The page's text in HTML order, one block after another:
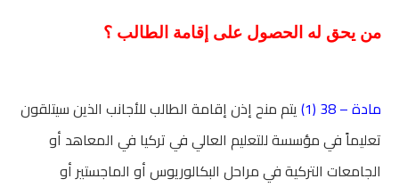
من يحق له الحصول على إقامة الطالب ؟
مادة – 38 (1)
يتم منح إذن إقامة الطالب للأجانب الذين سيتلقون
تعليماً في مؤسسة للتعليم العالي في تركيا في المعاهد أو
الجامعات التركية في مراحل البكالوريوس أو الماجستير أو